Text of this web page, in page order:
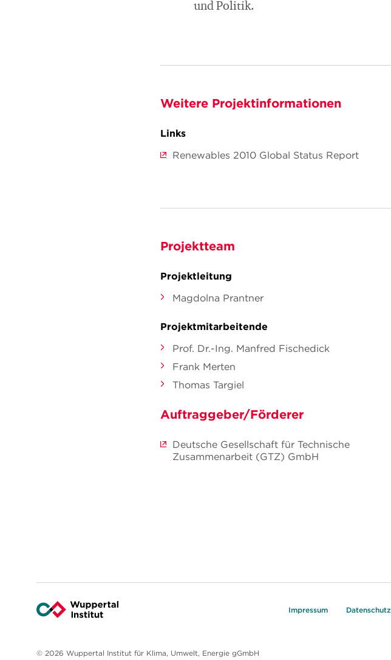
und Politik.
Weitere Projektinformationen
Links
Renewables 2010 Global Status Report
Projektteam
Projektleitung
Magdolna Prantner
Projektmitarbeitende
Prof. Dr.-Ing. Manfred Fischedick
Frank Merten
Thomas Targiel
Auftraggeber/Förderer
Deutsche Gesellschaft für Technische
Zusammenarbeit (GTZ) GmbH
Impressum Datenschutz
© 2026 Wuppertal Institut für Klima, Umwelt, Energie gGmbH